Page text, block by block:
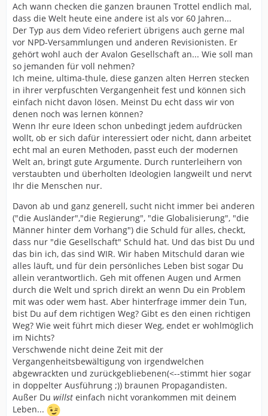
Ach wann checken die ganzen braunen Trottel endlich mal,
dass die Welt heute eine andere ist als vor 60 Jahren...
Der Typ aus dem Video referiert übrigens auch gerne mal
vor NPD-Versammlungen und anderen Revisionisten. Er
gehört wohl auch der Avalon Gesellschaft an... Wie soll man
so jemanden für voll nehmen?
Ich meine, ultima-thule, diese ganzen alten Herren stecken
in ihrer verpfuschten Vergangenheit fest und können sich
einfach nicht davon lösen. Meinst Du echt dass wir von
denen noch was lernen können?
Wenn Ihr eure Ideen schon unbedingt jedem aufdrücken
wollt, ob er sich dafür interessiert oder nicht, dann arbeitet
echt mal an euren Methoden, passt euch der modernen
Welt an, bringt gute Argumente. Durch runterleihern von
verstaubten und überholten Ideologien langweilt und nervt
Ihr die Menschen nur.
Davon ab und ganz generell, sucht nicht immer bei anderen
("die Ausländer","die Regierung", "die Globalisierung", "die
Männer hinter dem Vorhang") die Schuld für alles, checkt,
dass nur "die Gesellschaft" Schuld hat. Und das bist Du und
das bin ich, das sind WIR. Wir haben Mitschuld daran wie
alles läuft, und für dein persönliches Leben bist sogar Du
allein verantwortlich. Geh mit offenen Augen und Armen
durch die Welt und sprich direkt an wenn Du ein Problem
mit was oder wem hast. Aber hinterfrage immer dein Tun,
bist Du auf dem richtigen Weg? Gibt es den einen richtigen
Weg? Wie weit führt mich dieser Weg, endet er wohlmöglich
im Nichts?
Verschwende nicht deine Zeit mit der
Vergangenheitsbewältigung von irgendwelchen
abgewrackten und zurückgebliebenen(<--stimmt hier sogar
in doppelter Ausführung ;)) braunen Propagandisten.
Außer Du willst einfach nicht vorankommen mit deinem
Leben...